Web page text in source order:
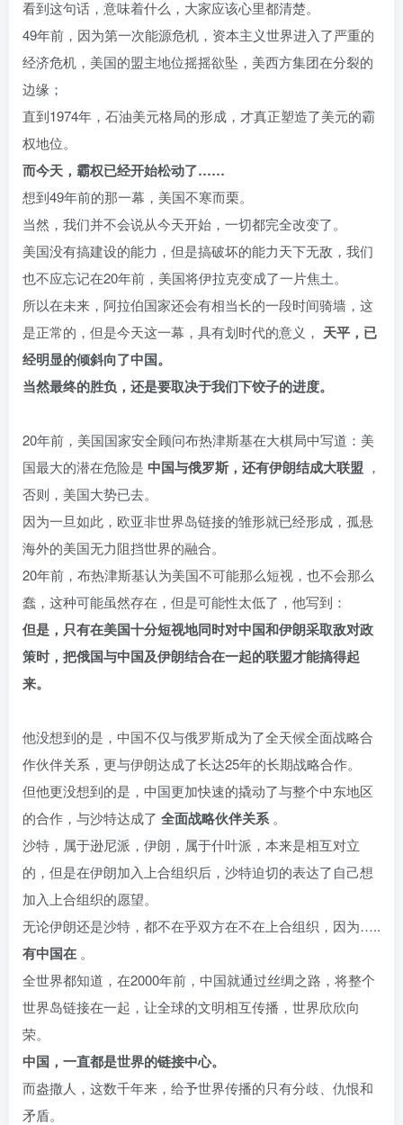
看到这句话，意味着什么，大家应该心里都清楚。
49年前，因为第一次能源危机，资本主义世界进入了严重的
经济危机，美国的盟主地位摇摇欲坠，美西方集团在分裂的
边缘；
直到1974年，石油美元格局的形成，才真正塑造了美元的霸
权地位。
而今天，霸权已经开始松动了……
想到49年前的那一幕，美国不寒而栗。
当然，我们并不会说从今天开始，一切都完全改变了。
美国没有搞建设的能力，但是搞破坏的能力天下无敌，我们
也不应忘记在20年前，美国将伊拉克变成了一片焦土。
所以在未来，阿拉伯国家还会有相当长的一段时间骑墙，这
是正常的，但是今天这一幕，具有划时代的意义， 天平，已
经明显的倾斜向了中国。
当然最终的胜负，还是要取决于我们下饺子的进度。
20年前，美国国家安全顾问布热津斯基在大棋局中写道：美
国最大的潜在危险是 中国与俄罗斯，还有伊朗结成大联盟 ，
否则，美国大势已去。
因为一旦如此，欧亚非世界岛链接的雏形就已经形成，孤悬
海外的美国无力阻挡世界的融合。
20年前，布热津斯基认为美国不可能那么短视，也不会那么
蠢，这种可能虽然存在，但是可能性太低了，他写到：
但是，只有在美国十分短视地同时对中国和伊朗采取敌对政
策时，把俄国与中国及伊朗结合在一起的联盟才能搞得起
来。
他没想到的是，中国不仅与俄罗斯成为了全天候全面战略合
作伙伴关系，更与伊朗达成了长达25年的长期战略合作。
但他更没想到的是，中国更加快速的撬动了与整个中东地区
的合作，与沙特达成了 全面战略伙伴关系 。
沙特，属于逊尼派，伊朗，属于什叶派，本来是相互对立
的，但是在伊朗加入上合组织后，沙特迫切的表达了自己想
加入上合组织的愿望。
无论伊朗还是沙特，都不在乎双方在不在上合组织，因为…..
有中国在 。
全世界都知道，在2000年前，中国就通过丝绸之路，将整个
世界岛链接在一起，让全球的文明相互传播，世界欣欣向
荣。
中国，一直都是世界的链接中心。
而盎撒人，这数千年来，给予世界传播的只有分歧、仇恨和
矛盾。